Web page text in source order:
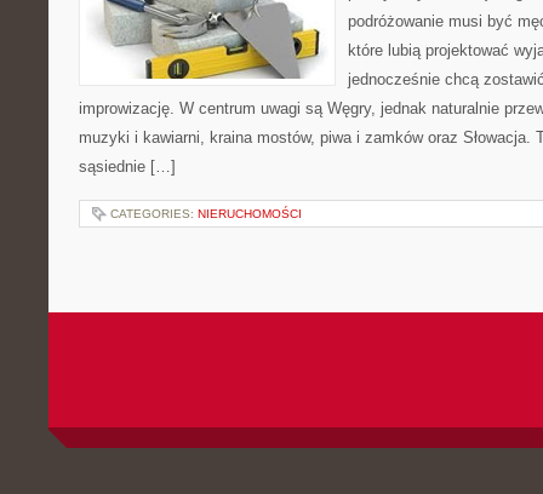
podróżowanie musi być
które lubią projektować
jednocześnie chcą
improwizację. W centrum uwagi są Węgry, jednak naturalnie
muzyki i kawiarni, kraina mostów, piwa i zamków oraz Słowacja.
sąsiednie […]
CATEGORIES: NIERUCHOMOŚCI